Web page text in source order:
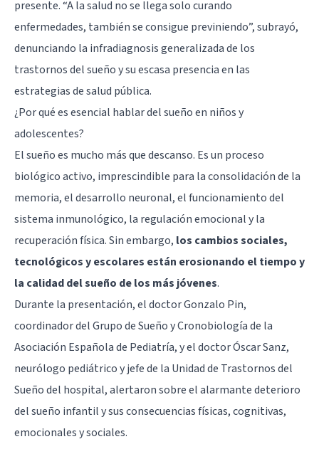
presente. “A la salud no se llega solo curando
enfermedades, también se consigue previniendo”, subrayó,
denunciando la infradiagnosis generalizada de los
trastornos del sueño y su escasa presencia en las
estrategias de salud pública.
¿Por qué es esencial hablar del sueño en niños y
adolescentes?
El sueño es mucho más que descanso. Es un proceso
biológico activo, imprescindible para la consolidación de la
memoria, el desarrollo neuronal, el funcionamiento del
sistema inmunológico, la regulación emocional y la
recuperación física. Sin embargo, los cambios sociales,
tecnológicos y escolares están erosionando el tiempo y
la calidad del sueño de los más jóvenes.
Durante la presentación, el doctor Gonzalo Pin,
coordinador del Grupo de Sueño y Cronobiología de la
Asociación Española de Pediatría, y el doctor Óscar Sanz,
neurólogo pediátrico y jefe de la Unidad de Trastornos del
Sueño del hospital, alertaron sobre el alarmante deterioro
del sueño infantil y sus consecuencias físicas, cognitivas,
emocionales y sociales.